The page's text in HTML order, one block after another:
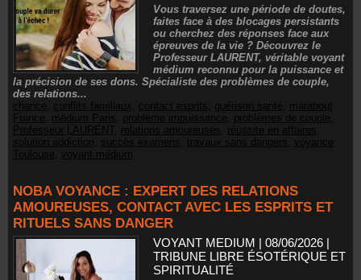
Vous traversez une période de doutes,
faites face à des blocages persistants
ou cherchez des réponses face aux
épreuves de la vie ? Découvrez le
Professeur LAURENT, véritable voyant
médium reconnu pour la puissance et
la précision de ses dons. Spécialiste des problèmes de couple,
des relations...
chance
conflits familiaux contact esprits guérison santé
marabout
France
médium Paris problème impuissance problèmes de couple
Professeur LAURENT relations amoureuses réussite en affaires
solution addiction
succès examens travaux sans dangers
voyance
Toulouse
voyant médium
NOBA VOYANCE : EXPERT DES RELATIONS
AMOUREUSES, CONTACT AVEC LES ESPRITS ET
RITUELS SANS DANGER
VOYANT MEDIUM | 08/06/2026 |
TRIBUNE LIBRE ÉSOTÉRIQUE ET
SPIRITUALITÉ